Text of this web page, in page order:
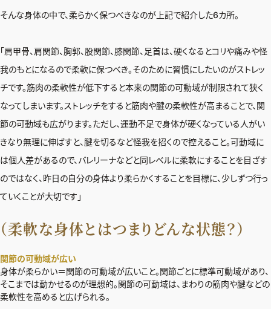
そんな身体の中で、柔らかく保つべきなのが上記で紹介した6カ所。
「肩甲骨、肩関節、胸郭、股関節、膝関節、足首は、硬くなるとコリや痛みや怪
我のもとになるので柔軟に保つべき。そのために習慣にしたいのがストレッ
チです。筋肉の柔軟性が低下すると本来の関節の可動域が制限されて狭く
なってしまいます。ストレッチをすると筋肉や腱の柔軟性が高まることで、関
節の可動域も広がります。ただし、運動不足で身体が硬くなっている人がい
きなり無理に伸ばすと、腱を切るなど怪我を招くので控えること。可動域に
は個人差があるので、バレリーナなどと同レベルに柔軟にすることを目ざす
のではなく、昨日の自分の身体より柔らかくすることを目標に、少しずつ行っ
ていくことが大切です」
（柔軟な身体とはつまりどんな状態？）
関節の可動域が広い
身体が柔らかい＝関節の可動域が広いこと。関節ごとに標準可動域があり、
そこまでは動かせるのが理想的。関節の可動域は、まわりの筋肉や腱などの
柔軟性を高めると広げられる。